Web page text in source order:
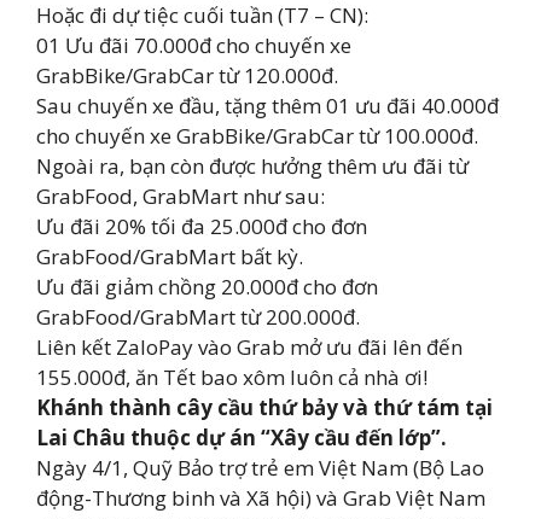
Hoặc đi dự tiệc cuối tuần (T7 – CN):
01 Ưu đãi 70.000đ cho chuyến xe
GrabBike/GrabCar từ 120.000đ.
Sau chuyến xe đầu, tặng thêm 01 ưu đãi 40.000đ
cho chuyến xe GrabBike/GrabCar từ 100.000đ.
Ngoài ra, bạn còn được hưởng thêm ưu đãi từ
GrabFood, GrabMart như sau:
Ưu đãi 20% tối đa 25.000đ cho đơn
GrabFood/GrabMart bất kỳ.
Ưu đãi giảm chồng 20.000đ cho đơn
GrabFood/GrabMart từ 200.000đ.
Liên kết ZaloPay vào Grab mở ưu đãi lên đến
155.000đ, ăn Tết bao xôm luôn cả nhà ơi!
Khánh thành cây cầu thứ bảy và thứ tám tại
Lai Châu thuộc dự án “Xây cầu đến lớp”.
Ngày 4/1, Quỹ Bảo trợ trẻ em Việt Nam (Bộ Lao
động-Thương binh và Xã hội) và Grab Việt Nam